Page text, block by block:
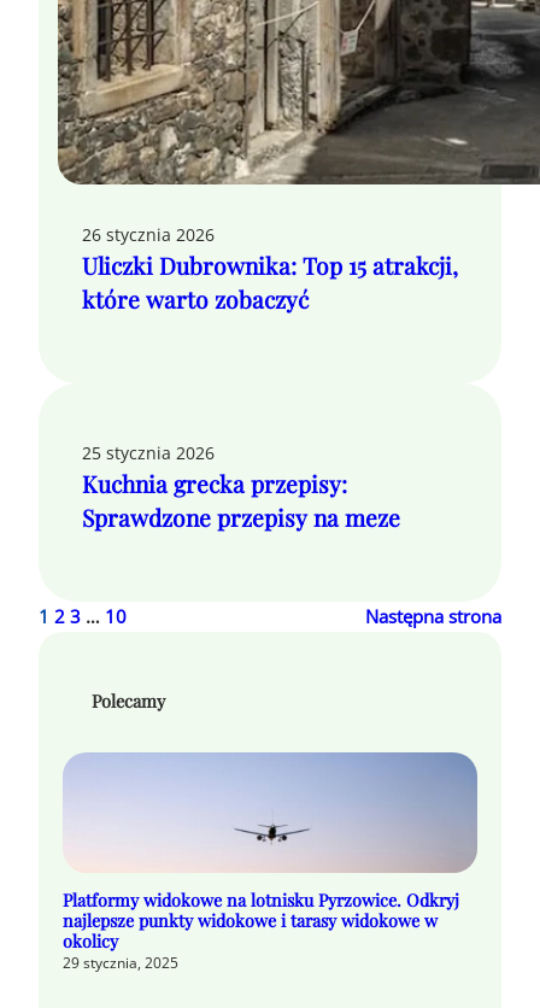
26 stycznia 2026
Uliczki Dubrownika: Top 15 atrakcji,
które warto zobaczyć
25 stycznia 2026
Kuchnia grecka przepisy:
Sprawdzone przepisy na meze
1 2 3 … 10 Następna strona
Polecamy
Platformy widokowe na lotnisku Pyrzowice. Odkryj
najlepsze punkty widokowe i tarasy widokowe w
okolicy
29 stycznia, 2025